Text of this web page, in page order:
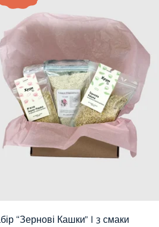
“Зернові Кашки” | 3 смаки